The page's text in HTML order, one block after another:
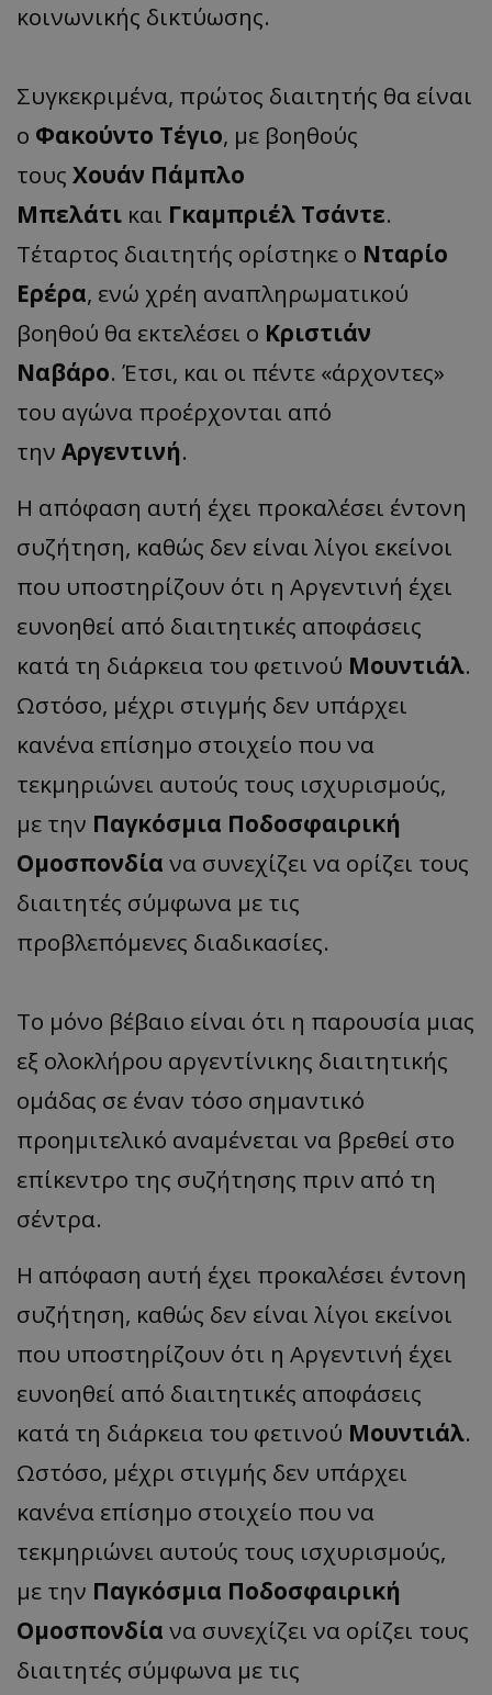
κοινωνικής δικτύωσης.
Συγκεκριμένα, πρώτος διαιτητής θα είναι
ο Φακούντο Τέγιο, με βοηθούς
τους Χουάν Πάμπλο
Μπελάτι και Γκαμπριέλ Τσάντε.
Τέταρτος διαιτητής ορίστηκε ο Νταρίο
Ερέρα, ενώ χρέη αναπληρωματικού
βοηθού θα εκτελέσει ο Κριστιάν
Ναβάρο. Έτσι, και οι πέντε «άρχοντες»
του αγώνα προέρχονται από
την Αργεντινή.
Η απόφαση αυτή έχει προκαλέσει έντονη
συζήτηση, καθώς δεν είναι λίγοι εκείνοι
που υποστηρίζουν ότι η Αργεντινή έχει
ευνοηθεί από διαιτητικές αποφάσεις
κατά τη διάρκεια του φετινού Μουντιάλ.
Ωστόσο, μέχρι στιγμής δεν υπάρχει
κανένα επίσημο στοιχείο που να
τεκμηριώνει αυτούς τους ισχυρισμούς,
με την Παγκόσμια Ποδοσφαιρική
Ομοσπονδία να συνεχίζει να ορίζει τους
διαιτητές σύμφωνα με τις
προβλεπόμενες διαδικασίες.
Το μόνο βέβαιο είναι ότι η παρουσία μιας
εξ ολοκλήρου αργεντίνικης διαιτητικής
ομάδας σε έναν τόσο σημαντικό
προημιτελικό αναμένεται να βρεθεί στο
επίκεντρο της συζήτησης πριν από τη
σέντρα.
Η απόφαση αυτή έχει προκαλέσει έντονη
συζήτηση, καθώς δεν είναι λίγοι εκείνοι
που υποστηρίζουν ότι η Αργεντινή έχει
ευνοηθεί από διαιτητικές αποφάσεις
κατά τη διάρκεια του φετινού Μουντιάλ.
Ωστόσο, μέχρι στιγμής δεν υπάρχει
κανένα επίσημο στοιχείο που να
τεκμηριώνει αυτούς τους ισχυρισμούς,
με την Παγκόσμια Ποδοσφαιρική
Ομοσπονδία να συνεχίζει να ορίζει τους
διαιτητές σύμφωνα με τις